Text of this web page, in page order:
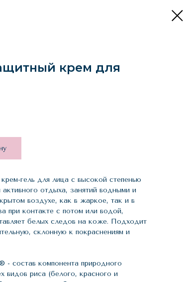
крем для
гель для лица с высокой степенью
отдыха, занятий водными и
воздухе, как в жаркое, так и в
при контакте с потом или водой,
белых следов на коже. Подходит
склонную к покраснениям и
состав компонента природного
видов риса (белого, красного и